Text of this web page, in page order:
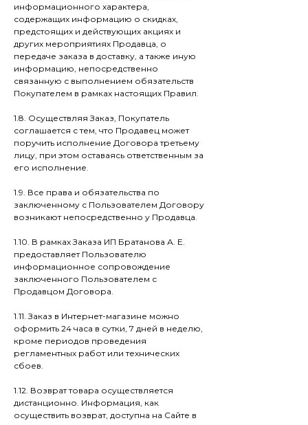
информационного характера,
содержащих информацию о скидках,
предстоящих и действующих акциях и
других мероприятиях Продавца, о
передаче заказа в доставку, а также иную
информацию, непосредственно
связанную с выполнением обязательств
Покупателем в рамках настоящих Правил.
1.8. Осуществляя Заказ, Покупатель
соглашается с тем, что Продавец может
поручить исполнение Договора третьему
лицу, при этом оставаясь ответственным за
его исполнение.
1.9. Все права и обязательства по
заключенному с Пользователем Договору
возникают непосредственно у Продавца.
1.10. В рамках Заказа ИП Братанова А. Е.
предоставляет Пользователю
информационное сопровождение
заключенного Пользователем с
Продавцом Договора.
1.11. Заказ в Интернет-магазине можно
оформить 24 часа в сутки, 7 дней в неделю,
кроме периодов проведения
регламентных работ или технических
сбоев.
1.12. Возврат товара осуществляется
дистанционно. Информация, как
осуществить возврат, доступна на Сайте в